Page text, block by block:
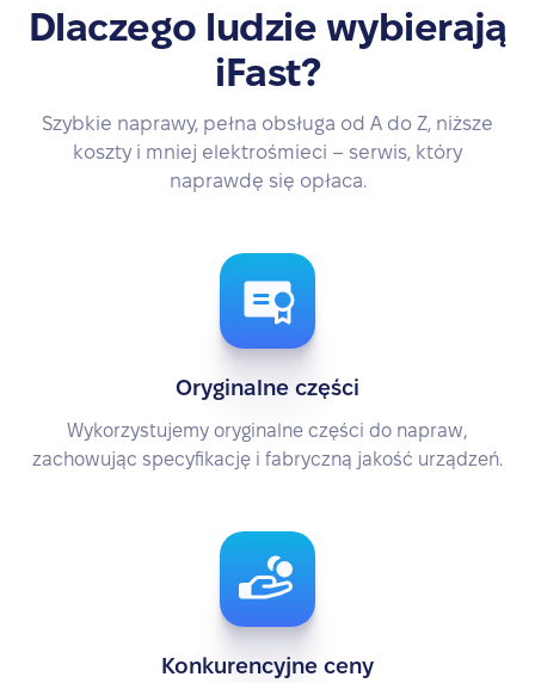
Dlaczego ludzie wybierają
iFast?
Szybkie naprawy, pełna obsługa od A do Z, niższe
koszty i mniej elektrośmieci – serwis, który
naprawdę się opłaca.
Oryginalne części
Wykorzystujemy oryginalne części do napraw,
zachowując specyfikację i fabryczną jakość urządzeń.
Konkurencyjne ceny